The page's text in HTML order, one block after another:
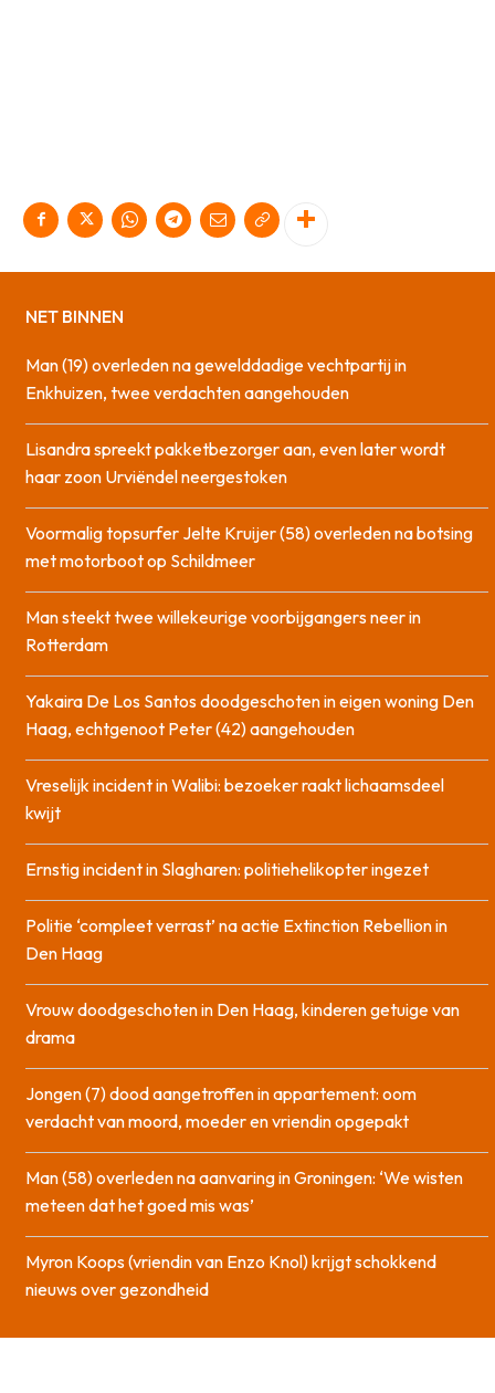
NET BINNEN
Man (19) overleden na gewelddadige vechtpartij in
Enkhuizen, twee verdachten aangehouden
Lisandra spreekt pakketbezorger aan, even later wordt
haar zoon Urviëndel neergestoken
Voormalig topsurfer Jelte Kruijer (58) overleden na botsing
met motorboot op Schildmeer
Man steekt twee willekeurige voorbijgangers neer in
Rotterdam
Yakaira De Los Santos doodgeschoten in eigen woning Den
Haag, echtgenoot Peter (42) aangehouden
Vreselijk incident in Walibi: bezoeker raakt lichaamsdeel
kwijt
Ernstig incident in Slagharen: politiehelikopter ingezet
Politie ‘compleet verrast’ na actie Extinction Rebellion in
Den Haag
Vrouw doodgeschoten in Den Haag, kinderen getuige van
drama
Jongen (7) dood aangetroffen in appartement: oom
verdacht van moord, moeder en vriendin opgepakt
Man (58) overleden na aanvaring in Groningen: ‘We wisten
meteen dat het goed mis was’
Myron Koops (vriendin van Enzo Knol) krijgt schokkend
nieuws over gezondheid